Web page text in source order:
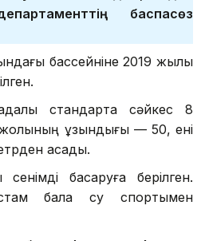
баспасөз
бассейніне 2019 жылы
стандартқа сәйкес 8
жолының ұзындығы — 50, ені
асады.
басқаруға берілген.
бала су спортымен